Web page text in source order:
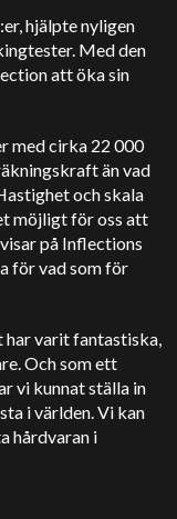
hjälpte nyligen
Med den
att öka sin
med cirka 22 000
än vad
och skala
möjligt för oss att
på Inflections
för vad som för
har varit fantastiska,
Och som ett
vi kunnat ställa in
i världen. Vi kan
hårdvaran i